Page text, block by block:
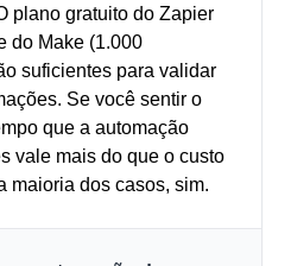
plano gratuito do Zapier
do Make (1.000
suficientes para validar
Se você sentir o
que a automação
vale mais do que o custo
maioria dos casos, sim.